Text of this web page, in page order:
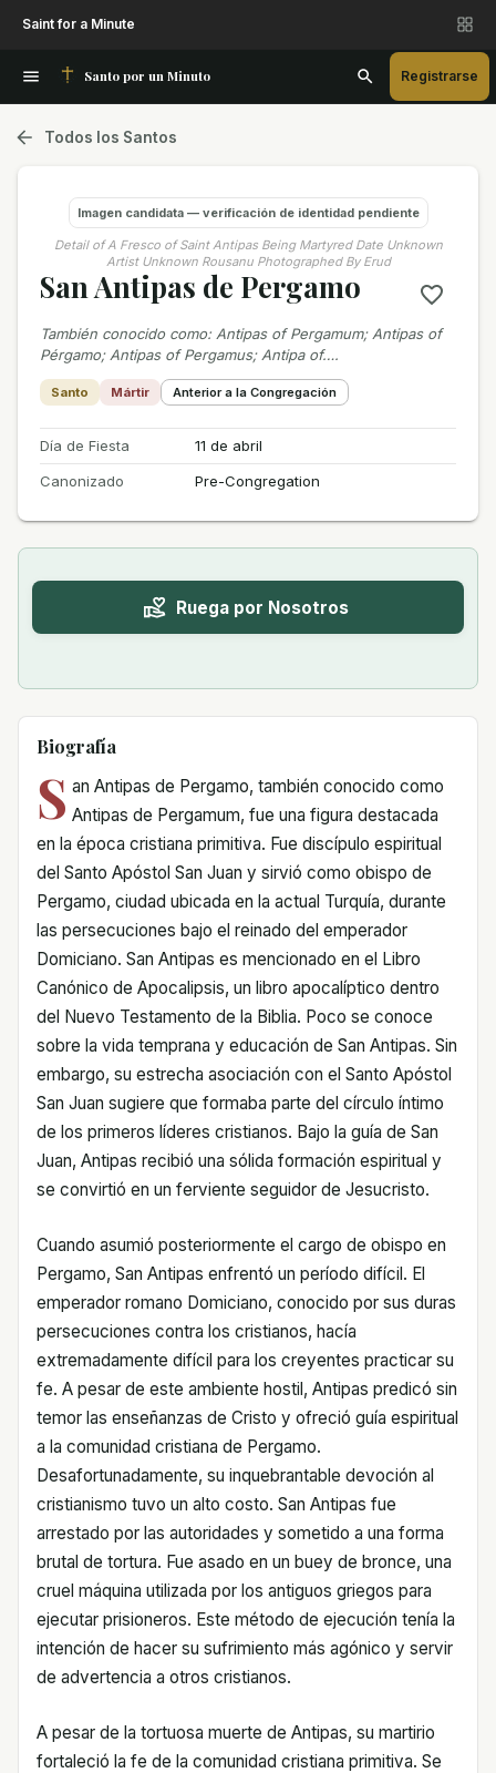
Saint for a Minute
Santo por un Minuto Registrarse
Todos los Santos
Imagen candidata — verificación de identidad pendiente
Detail of A Fresco of Saint Antipas Being Martyred Date Unknown
Artist Unknown Rousanu Photographed By Erud
San Antipas de Pergamo
También conocido como: Antipas of Pergamum; Antipas of
Pérgamo; Antipas of Pergamus; Antipa of….
Santo Mártir Anterior a la Congregación
Día de Fiesta
11 de abril
Canonizado
Pre-Congregation
Ruega por Nosotros
Biografía
S an Antipas de Pergamo, también conocido como
Antipas de Pergamum, fue una figura destacada
en la época cristiana primitiva. Fue discípulo espiritual
del Santo Apóstol San Juan y sirvió como obispo de
Pergamo, ciudad ubicada en la actual Turquía, durante
las persecuciones bajo el reinado del emperador
Domiciano. San Antipas es mencionado en el Libro
Canónico de Apocalipsis, un libro apocalíptico dentro
del Nuevo Testamento de la Biblia. Poco se conoce
sobre la vida temprana y educación de San Antipas. Sin
embargo, su estrecha asociación con el Santo Apóstol
San Juan sugiere que formaba parte del círculo íntimo
de los primeros líderes cristianos. Bajo la guía de San
Juan, Antipas recibió una sólida formación espiritual y
se convirtió en un ferviente seguidor de Jesucristo.
Cuando asumió posteriormente el cargo de obispo en
Pergamo, San Antipas enfrentó un período difícil. El
emperador romano Domiciano, conocido por sus duras
persecuciones contra los cristianos, hacía
extremadamente difícil para los creyentes practicar su
fe. A pesar de este ambiente hostil, Antipas predicó sin
temor las enseñanzas de Cristo y ofreció guía espiritual
a la comunidad cristiana de Pergamo.
Desafortunadamente, su inquebrantable devoción al
cristianismo tuvo un alto costo. San Antipas fue
arrestado por las autoridades y sometido a una forma
brutal de tortura. Fue asado en un buey de bronce, una
cruel máquina utilizada por los antiguos griegos para
ejecutar prisioneros. Este método de ejecución tenía la
intención de hacer su sufrimiento más agónico y servir
de advertencia a otros cristianos.
A pesar de la tortuosa muerte de Antipas, su martirio
fortaleció la fe de la comunidad cristiana primitiva. Se